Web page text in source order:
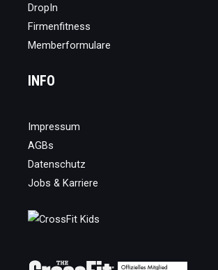
DropIn
Firmenfitness
Memberformulare
INFO
Impressum
AGBs
Datenschutz
Jobs & Karriere